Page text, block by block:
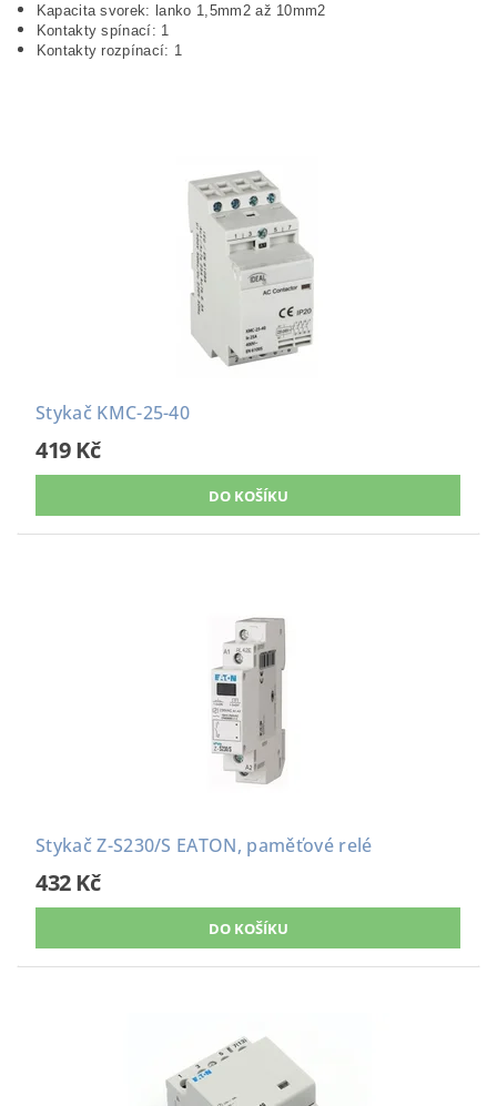
Kapacita svorek: lanko 1,5mm2 až 10mm2
Kontakty spínací: 1
Kontakty rozpínací: 1
Stykač KMC-25-40
419 Kč
Stykač Z-S230/S EATON, paměťové relé
432 Kč